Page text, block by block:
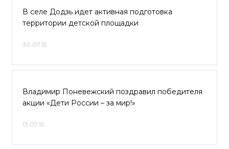
В селе Додзь идет активная подготовка
территории детской площадки
30.07.15
Владимир Поневежский поздравил победителя
акции «Дети России – за мир!»
13.07.15